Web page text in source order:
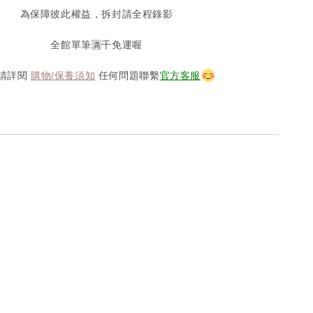
為保障彼此權益，拆封請全程錄影
全館單筆🈵️千免運喔
詳閱 購物/保養須知 任何問題聯繫官方客服